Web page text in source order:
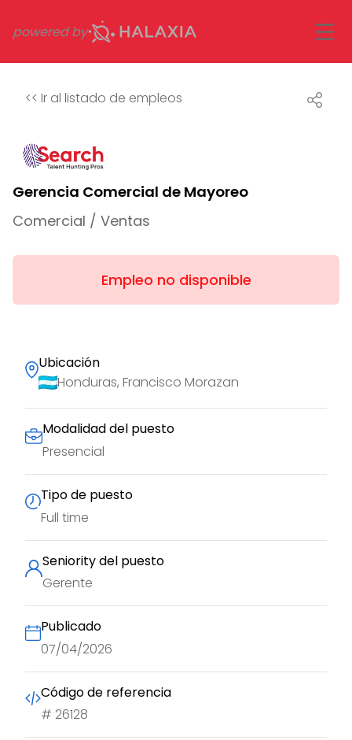
powered by
<< Ir al listado de empleos
Gerencia Comercial de Mayoreo
Comercial / Ventas
Empleo no disponible
Ubicación
Honduras, Francisco Morazan
Modalidad del puesto
Presencial
Tipo de puesto
Full time
Seniority del puesto
Gerente
Publicado
07/04/2026
Código de referencia
# 26128